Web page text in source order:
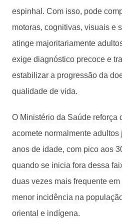
espinhal. Com isso, pode
motoras, cognitivas, visuais e
atinge majoritariamente
exige diagnóstico precoce e
estabilizar a progressão da
qualidade de vida.
O Ministério da Saúde reforça
acomete normalmente
anos de idade, com pico aos
quando se inicia fora dessa
duas vezes mais frequente
menor incidência na
oriental e indígena.